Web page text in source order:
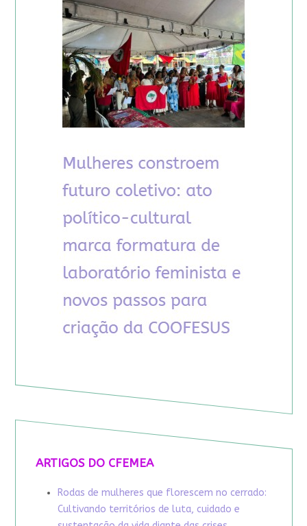
ARTIGOS DO CFEMEA
Rodas de mulheres que florescem no cerrado:
Cultivando territórios de luta, cuidado e